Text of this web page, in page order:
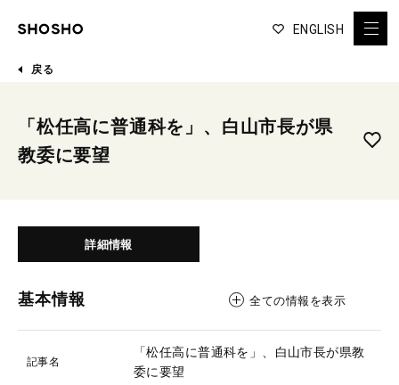
ENGLISH
戻る
「松任高に普通科を」、白山市長が県
教委に要望
詳細情報
基本情報 全ての情報を表示
記事名
「松任高に普通科を」、白山市長が県教
委に要望